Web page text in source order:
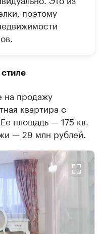
поэтому
на продажу
квартира с
площадь — 175 кв.
— 29 млн рублей.